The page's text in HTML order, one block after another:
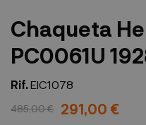
Chaqueta
PC0061U
Rif.EIC1078
485,00 € 291,00 €